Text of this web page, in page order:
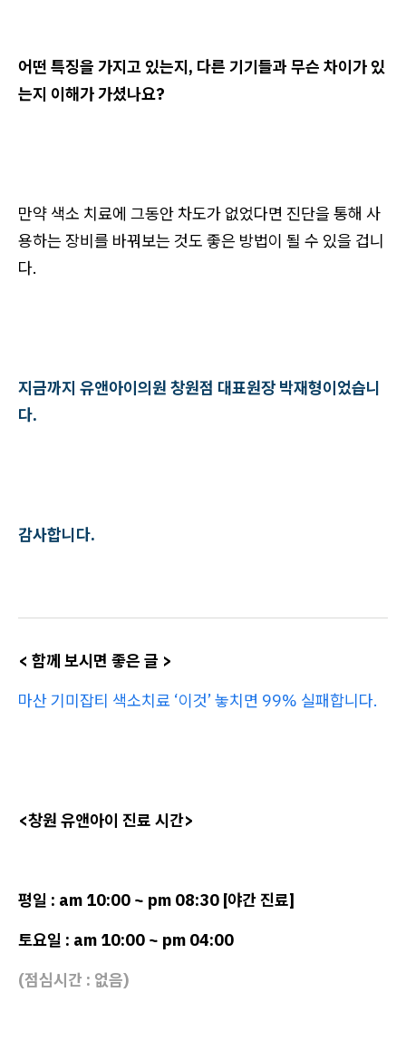
어떤 특징을 가지고 있는지, 다른 기기들과 무슨 차이가 있
는지 이해가 가셨나요?
만약 색소 치료에 그동안 차도가 없었다면 진단을 통해 사
용하는 장비를 바꿔보는 것도 좋은 방법이 될 수 있을 겁니
다.
지금까지 유앤아이의원 창원점 대표원장 박재형이었습니
다.
감사합니다.
< 함께 보시면 좋은 글 >
마산 기미잡티 색소치료 ‘이것’ 놓치면 99% 실패합니다.
<창원 유앤아이 진료 시간>
평일 : am 10:00 ~ pm 08:30 [야간 진료]
토요일 : am 10:00 ~ pm 04:00
(점심시간 : 없음)